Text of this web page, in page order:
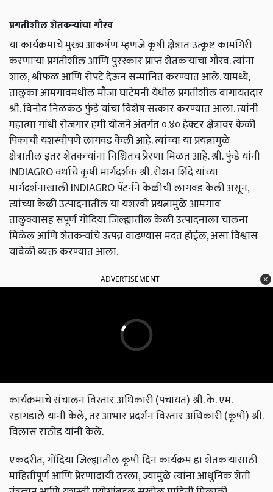
प्रगतीशील शेतकऱ्यांचा गौरव
या कार्यक्रमाचे मुख्य आकर्षण म्हणजे कृषी क्षेत्रात उत्कृष्ट कामगिरी
करणाऱ्या प्रगतीशील आणि पुरस्कार प्राप्त शेतकऱ्यांचा गौरव. त्यांना
शाल, श्रीफळ आणि रोपटे देऊन सन्मानित करण्यात आले. यामध्ये,
तालुका आमगावमधील मौजा घाटेमनी येथील प्रगतीशील बागायतदार
श्री. विनोद निळकंठ फुंडे यांचा विशेष सत्कार करण्यात आला. त्यांनी
महात्मा गांधी रोजगार हमी योजने अंतर्गत ०.४० हेक्टर क्षेत्रावर केळी
पिकाची यशस्वीपणे लागवड केली आहे. त्यांच्या या प्रयत्नामुळे
क्षेत्रातील इतर शेतकऱ्यांना निश्चितच प्रेरणा मिळत आहे. श्री. फुंडे यांनी
INDIAGRO वर्धाचे कृषी मार्गदर्शक श्री. रोशन शिंदे यांच्या
मार्गदर्शनाखाली INDIAGRO पॅटर्नने केळीची लागवड केली असून,
त्यांच्या केळी उत्पादनातील या यशस्वी प्रयत्नामुळे आमगाव
तालुक्यासह संपूर्ण गोंदिया जिल्ह्यातील केळी उत्पादनाला चालना
मिळेल आणि शेतकऱ्यांचे उत्पन्न वाढण्यास मदत होईल, असा विश्वास
यावेळी व्यक्त करण्यात आला.
ADVERTISEMENT
कार्यक्रमाचे संचालन विस्तार अधिकारी (पंचायत) श्री. के. एम.
रहांगडाले यांनी केले, तर आभार प्रदर्शन विस्तार अधिकारी (कृषी) श्री.
विलास राठोड यांनी केले.
एकंदरीत, गोंदिया जिल्ह्यातील कृषी दिन कार्यक्रम हा शेतकऱ्यांसाठी
माहितीपूर्ण आणि प्रेरणादायी ठरला, ज्यामुळे त्यांना आधुनिक शेती